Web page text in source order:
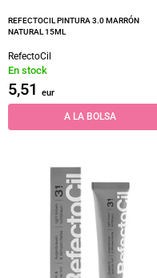
REFECTOCIL PINTURA 3.0 MARRÓN
NATURAL 15ML
RefectoCil
En stock
5,51 eur
A LA BOLSA